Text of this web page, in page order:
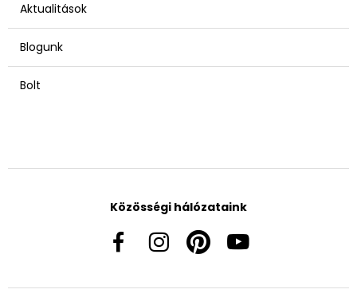
Aktualitások
Blogunk
Bolt
Közösségi hálózataink